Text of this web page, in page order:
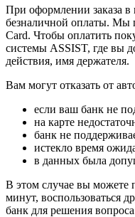
При оформлении заказа в
безналичной оплаты. Мы
Card. Чтобы оплатить
системы ASSIST, где вы
действия, имя держателя.
Вам могут отказать от
если ваш банк не
на карте
банк не
истекло время
в данных была
В этом случае вы можете
минут, воспользоваться
банк для решения